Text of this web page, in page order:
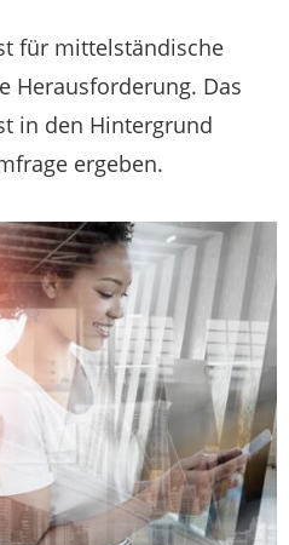
für mittelständische
Herausforderung. Das
in den Hintergrund
ergeben.